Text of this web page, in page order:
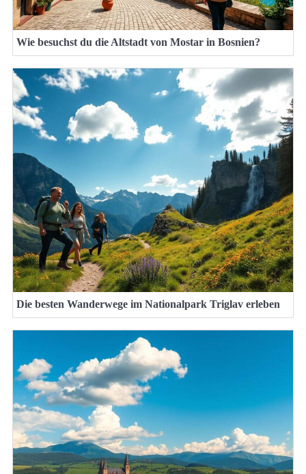
Wie besuchst du die Altstadt von Mostar in Bosnien?
Die besten Wanderwege im Nationalpark Triglav erleben